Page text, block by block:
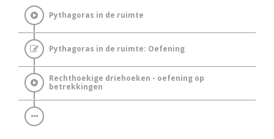
Pythagoras in de ruimte
Pythagoras in de ruimte: Oefening
Rechthoekige driehoeken - oefening op
betrekkingen